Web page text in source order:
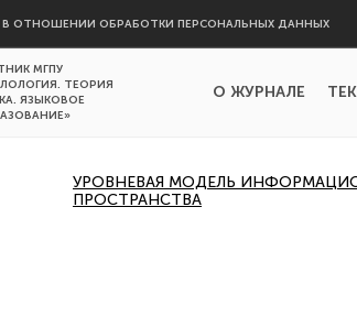
В ОТНОШЕНИИ ОБРАБОТКИ ПЕРСОНАЛЬНЫХ ДАННЫХ
МГПУ
ТЕОРИЯ
ЯЗЫКОВОЕ
О ЖУРНАЛЕ
УРОВНЕВАЯ МОДЕЛЬ
ПРОСТРАНСТВА